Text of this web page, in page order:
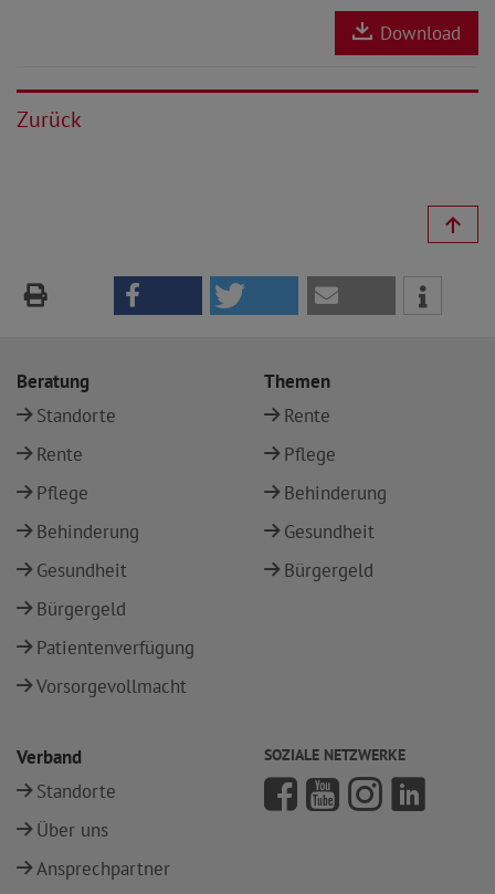
Download
Zurück
Beratung
Standorte
Rente
Pflege
Behinderung
Gesundheit
Bürgergeld
Patientenverfügung
Vorsorgevollmacht
Themen
Rente
Pflege
Behinderung
Gesundheit
Bürgergeld
Verband
Standorte
Über uns
Ansprechpartner
SOZIALE NETZWERKE